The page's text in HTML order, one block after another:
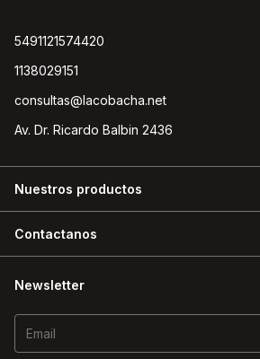
5491121574420
1138029151
consultas@lacobacha.net
Av. Dr. Ricardo Balbin 2436
Nuestros productos
Contactanos
Newsletter